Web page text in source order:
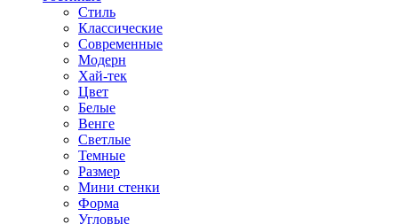
Стиль
Классические
Современные
Модерн
Хай-тек
Цвет
Белые
Венге
Светлые
Темные
Размер
Мини стенки
Форма
Угловые